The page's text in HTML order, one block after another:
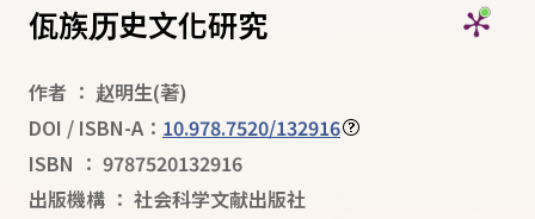
佤族历史文化研究
作者 ： 赵明生(著)
DOI / ISBN-A： 10.978.7520/132916
ISBN ： 9787520132916
出版機構 ： 社会科学文献出版社